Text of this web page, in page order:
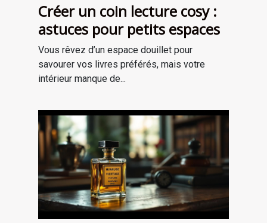
Créer un coin lecture cosy :
astuces pour petits espaces
Vous rêvez d’un espace douillet pour
savourer vos livres préférés, mais votre
intérieur manque de...